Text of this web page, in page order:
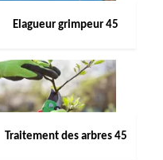
Elagueur grimpeur 45
Traitement des arbres 45